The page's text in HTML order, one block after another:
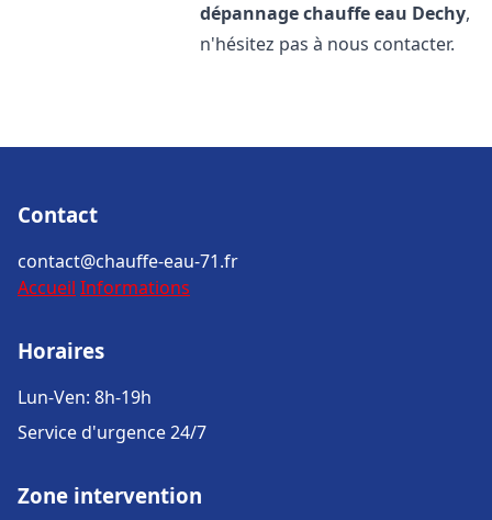
dépannage chauffe eau Dechy,
n'hésitez pas à nous contacter.
Contact
contact@chauffe-eau-71.fr
Accueil Informations
Horaires
Lun-Ven: 8h-19h
Service d'urgence 24/7
Zone intervention